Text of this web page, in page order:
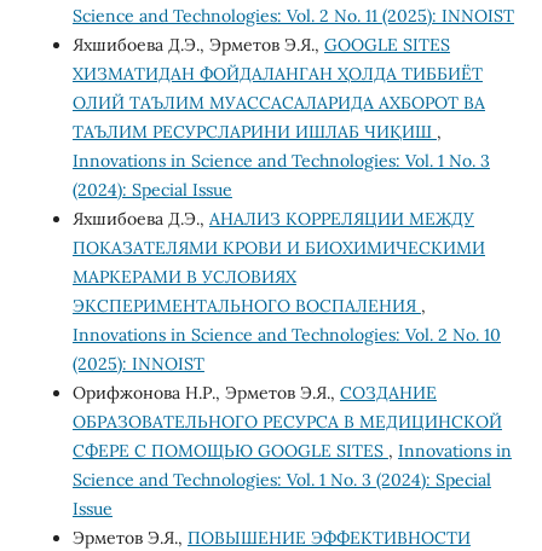
Science and Technologies: Vol. 2 No. 11 (2025): INNOIST
Яхшибоева Д.Э., Эрметов Э.Я., GOOGLE SITES
ХИЗМАТИДАН ФОЙДАЛАНГАН ҲОЛДА ТИББИЁТ
ОЛИЙ ТАЪЛИМ МУАССАСАЛАРИДА АХБОРОТ ВА
ТАЪЛИМ РЕСУРСЛАРИНИ ИШЛАБ ЧИҚИШ ,
Innovations in Science and Technologies: Vol. 1 No. 3
(2024): Special Issue
Яхшибоева Д.Э., АНАЛИЗ КОРРЕЛЯЦИИ МЕЖДУ
ПОКАЗАТЕЛЯМИ КРОВИ И БИОХИМИЧЕСКИМИ
МАРКЕРАМИ В УСЛОВИЯХ
ЭКСПЕРИМЕНТАЛЬНОГО ВОСПАЛЕНИЯ ,
Innovations in Science and Technologies: Vol. 2 No. 10
(2025): INNOIST
Орифжонова Н.Р., Эрметов Э.Я., СОЗДАНИЕ
ОБРАЗОВАТЕЛЬНОГО РЕСУРСА В МЕДИЦИНСКОЙ
СФЕРЕ С ПОМОЩЬЮ GOOGLE SITES , Innovations in
Science and Technologies: Vol. 1 No. 3 (2024): Special
Issue
Эрметов Э.Я., ПОВЫШЕНИЕ ЭФФЕКТИВНОСТИ